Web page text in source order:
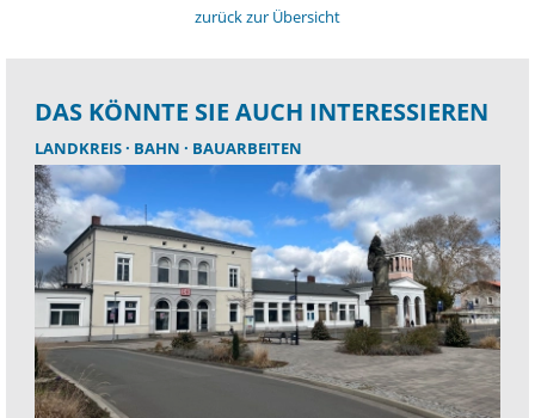
zurück zur Übersicht
DAS KÖNNTE SIE AUCH INTERESSIEREN
LANDKREIS BAHN BAUARBEITEN